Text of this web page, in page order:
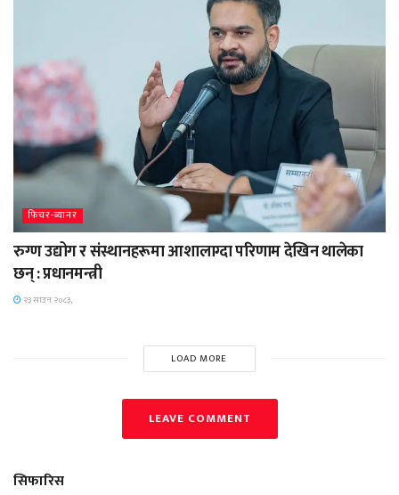
फिचर-ब्यानर
रुग्ण उद्योग र संस्थानहरूमा आशालाग्दा परिणाम देखिन थालेका
छन् : प्रधानमन्त्री
२३ साउन २०८३,
LOAD MORE
LEAVE COMMENT
सिफारिस